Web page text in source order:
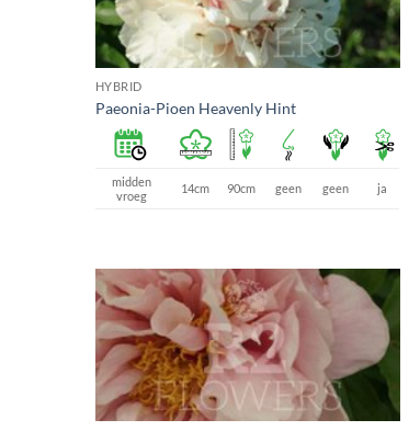
HYBRID
Paeonia-Pioen Heavenly Hint
midden
vroeg
14cm 90cm geen geen ja